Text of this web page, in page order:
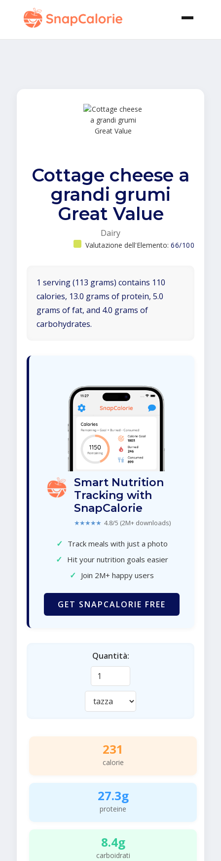
Cottage cheese a
grandi grumi
Great Value
Dairy
Valutazione dell'Elemento: 66/100
1 serving (113 grams) contains 110
calories, 13.0 grams of protein, 5.0
grams of fat, and 4.0 grams of
carbohydrates.
Smart Nutrition
Tracking with
SnapCalorie
★★★★★ 4.8/5 (2M+ downloads)
✓ Track meals with just a photo
✓ Hit your nutrition goals easier
✓ Join 2M+ happy users
GET SNAPCALORIE FREE
Quantità:
231
calorie
27.3g
proteine
8.4g
carboidrati